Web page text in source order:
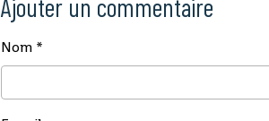
Ajouter un commentaire
Nom